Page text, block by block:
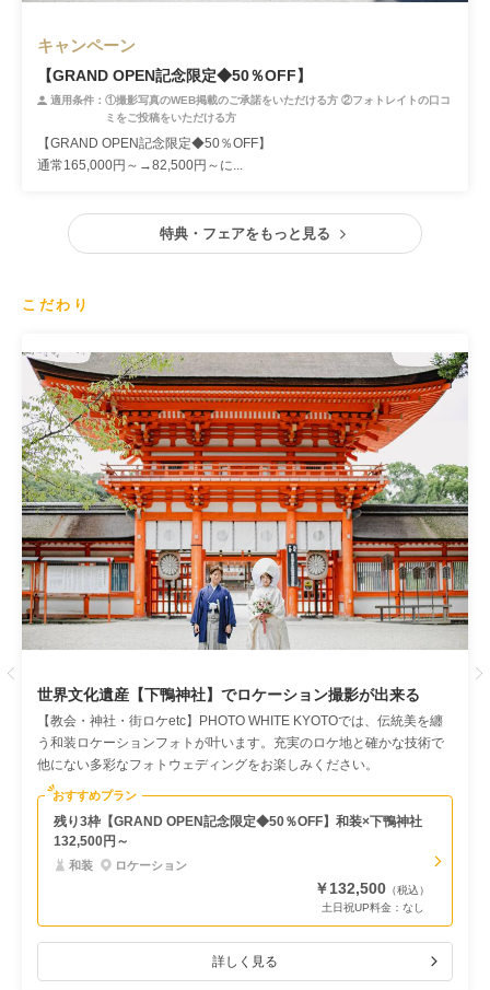
キャンペーン
【GRAND OPEN記念限定◆50％OFF】
適用条件： ①撮影写真のWEB掲載のご承諾をいただける方 ②フォトレイトの口コ
ミをご投稿をいただける方
【GRAND OPEN記念限定◆50％OFF】
通常165,000円～→82,500円～に...
特典・フェアをもっと見る
こだわり
世界文化遺産【下鴨神社】でロケーション撮影が出来る
【教会・神社・街ロケetc】PHOTO WHITE KYOTOでは、伝統美を纏
う和装ロケーションフォトが叶います。充実のロケ地と確かな技術で
他にない多彩なフォトウェディングをお楽しみください。
おすすめプラン
残り3枠【GRAND OPEN記念限定◆50％OFF】和装×下鴨神社
132,500円～
和装 ロケーション
￥132,500 （税込）
土日祝UP料金： なし
詳しく見る